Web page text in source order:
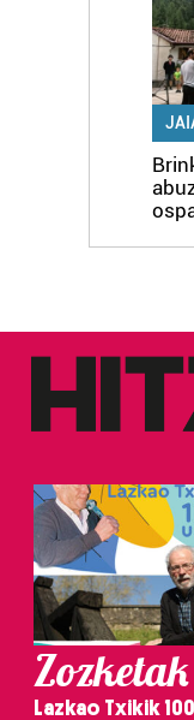
Zozketak
Lazkao Txikik